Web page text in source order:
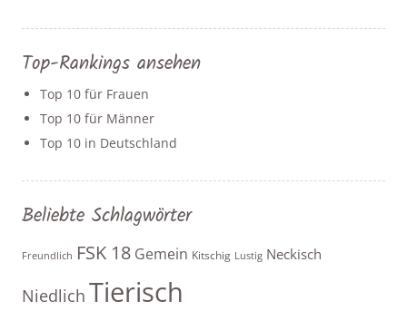
Top-Rankings ansehen
Top 10 für Frauen
Top 10 für Männer
Top 10 in Deutschland
Beliebte Schlagwörter
Freundlich FSK 18 Gemein Kitschig Lustig Neckisch
Niedlich Tierisch